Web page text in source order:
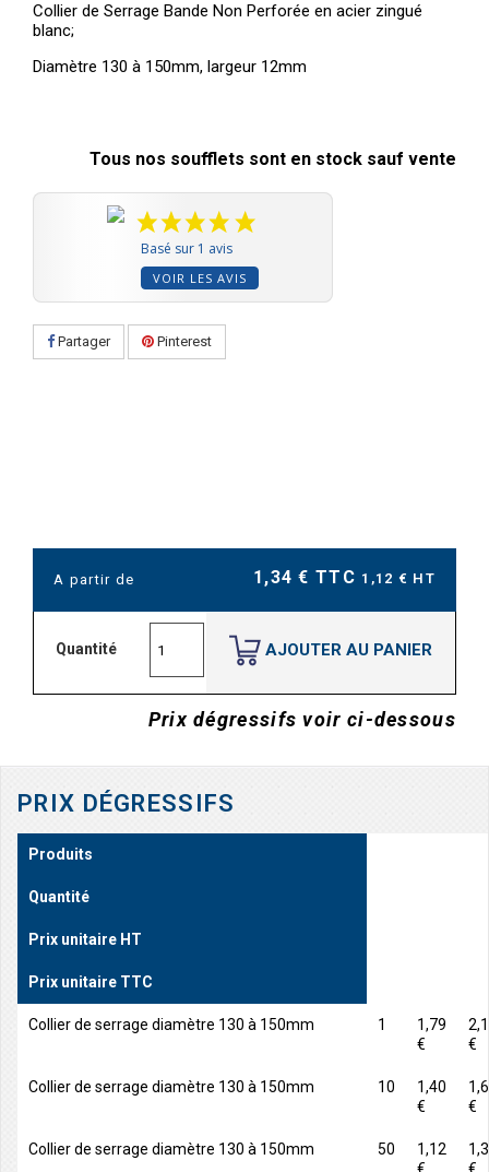
Collier de Serrage Bande Non Perforée en acier zingué
blanc;
Diamètre 130 à 150mm, largeur 12mm
Tous nos soufflets sont en stock sauf vente
Basé sur 1 avis
VOIR LES AVIS
Partager Pinterest
A partir de 1,34 € TTC 1,12 € HT
Quantité AJOUTER AU PANIER
Prix dégressifs voir ci-dessous
PRIX DÉGRESSIFS
Produits
Quantité
Prix unitaire HT
Prix unitaire TTC
Collier de serrage diamètre 130 à 150mm 1
1,79
€
€
Collier de serrage diamètre 130 à 150mm 10
1,40
€
€
Collier de serrage diamètre 130 à 150mm 50
1,12